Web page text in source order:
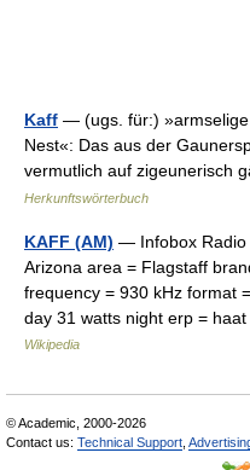
Kaff — (ugs. für:)
Nest«: Das aus der
vermutlich auf zigeunerisch
Herkunftswörterbuch
KAFF (AM) — Infobox Radio
Arizona area = Flagstaff
frequency = 930 kHz format
day 31 watts night erp =
Wikipedia
© Academic, 2000-2026
Contact us: Technical Support